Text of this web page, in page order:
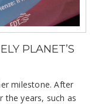
PLANET’S
milestone. After
the years, such as